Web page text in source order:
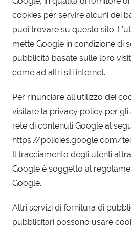
cookies per servire alcuni dei
puoi trovare su questo sito.
mette Google in condizione di
pubblicità basate sulle loro
come ad altri siti internet.
Per rinunciare all’utilizzo dei
visitare la privacy policy per gli
rete di contenuti Google al
https://policies.google.com/
Il tracciamento degli utenti
Google è soggetto al
Google.
Altri servizi di fornitura di
pubblicitari possono usare